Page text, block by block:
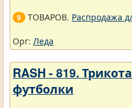
9 ТОВАРОВ. Распродажа
Орг: Леда
RASH - 819.
футболки